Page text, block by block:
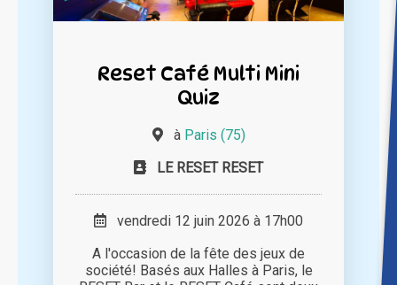
Reset Café Multi Mini
Quiz
à Paris (75)
LE RESET RESET
vendredi 12 juin 2026 à 17h00
A l'occasion de la fête des jeux de
société! Basés aux Halles à Paris, le